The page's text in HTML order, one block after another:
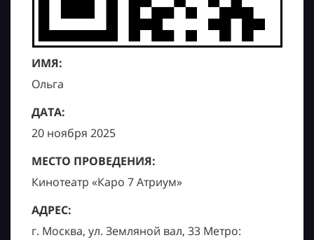
ИМЯ:
Ольга
ДАТА:
20 ноября 2025
МЕСТО ПРОВЕДЕНИЯ:
Кинотеатр «Каро 7 Атриум»
АДРЕС:
г. Москва, ул. Земляной вал, 33 Метро: